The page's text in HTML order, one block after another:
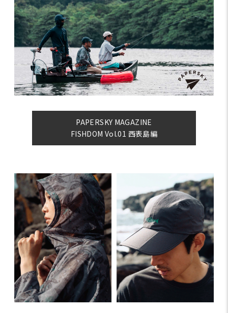
PAPERSKY MAGAZINE
FISHDOM Vol.01 西表島編